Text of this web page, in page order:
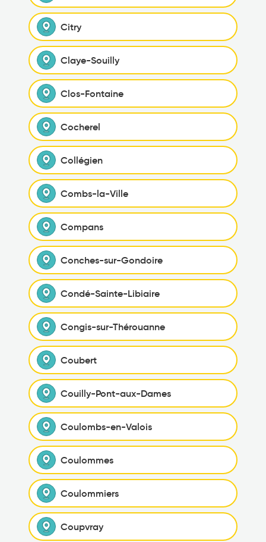
Citry
Claye-Souilly
Clos-Fontaine
Cocherel
Collégien
Combs-la-Ville
Compans
Conches-sur-Gondoire
Condé-Sainte-Libiaire
Congis-sur-Thérouanne
Coubert
Couilly-Pont-aux-Dames
Coulombs-en-Valois
Coulommes
Coulommiers
Coupvray